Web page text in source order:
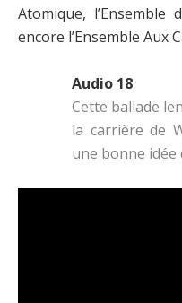
Atomique, l’Ensemble
encore l’Ensemble Aux
Audio 18
Cette ballade
la carrière de
une bonne idée